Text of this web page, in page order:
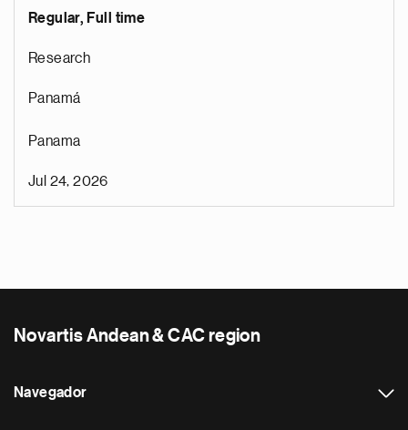
Regular, Full time
Research
Panamá
Panama
Jul 24, 2026
Novartis Andean & CAC region
Navegador